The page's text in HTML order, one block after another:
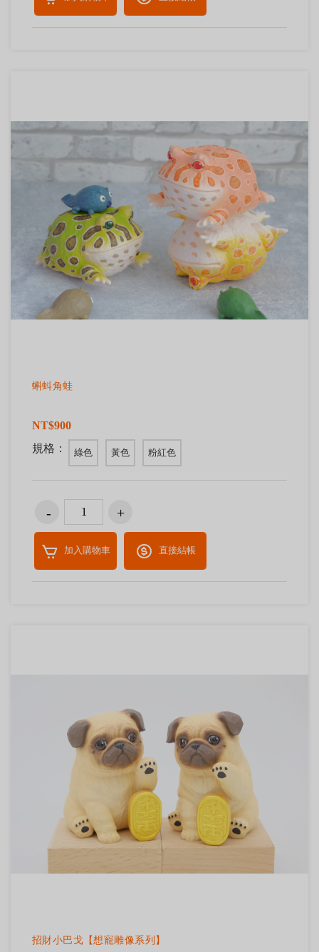
蝌蚪角蛙
NT$900
規格：
綠色 黃色 粉紅色
加入購物車 直接結帳
招財小巴戈【想寵雕像系列】